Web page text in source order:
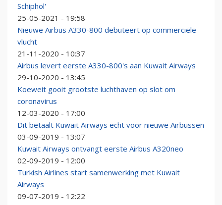
Schiphol'
25-05-2021 - 19:58
Nieuwe Airbus A330-800 debuteert op commerciële
vlucht
21-11-2020 - 10:37
Airbus levert eerste A330-800's aan Kuwait Airways
29-10-2020 - 13:45
Koeweit gooit grootste luchthaven op slot om
coronavirus
12-03-2020 - 17:00
Dit betaalt Kuwait Airways echt voor nieuwe Airbussen
03-09-2019 - 13:07
Kuwait Airways ontvangt eerste Airbus A320neo
02-09-2019 - 12:00
Turkish Airlines start samenwerking met Kuwait
Airways
09-07-2019 - 12:22